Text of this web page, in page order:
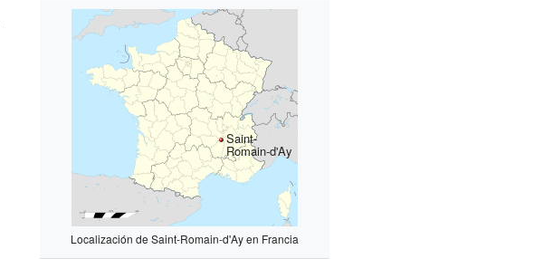
Saint-
Romain-d'Ay
Localización de Saint-Romain-d'Ay en Francia